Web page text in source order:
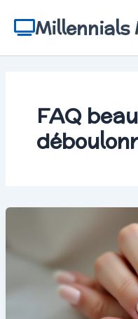
contenuMillennials
FAQ